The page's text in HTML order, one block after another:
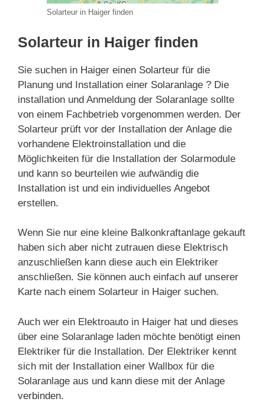
Solarteur in Haiger finden
Solarteur in Haiger finden
Sie suchen in Haiger einen Solarteur für die
Planung und Installation einer Solaranlage ? Die
installation und Anmeldung der Solaranlage sollte
von einem Fachbetrieb vorgenommen werden. Der
Solarteur prüft vor der Installation der Anlage die
vorhandene Elektroinstallation und die
Möglichkeiten für die Installation der Solarmodule
und kann so beurteilen wie aufwändig die
Installation ist und ein individuelles Angebot
erstellen.
Wenn Sie nur eine kleine Balkonkraftanlage gekauft
haben sich aber nicht zutrauen diese Elektrisch
anzuschließen kann diese auch ein Elektriker
anschließen. Sie können auch einfach auf unserer
Karte nach einem Solarteur in Haiger suchen.
Auch wer ein Elektroauto in Haiger hat und dieses
über eine Solaranlage laden möchte benötigt einen
Elektriker für die Installation. Der Elektriker kennt
sich mit der Installation einer Wallbox für die
Solaranlage aus und kann diese mit der Anlage
verbinden.